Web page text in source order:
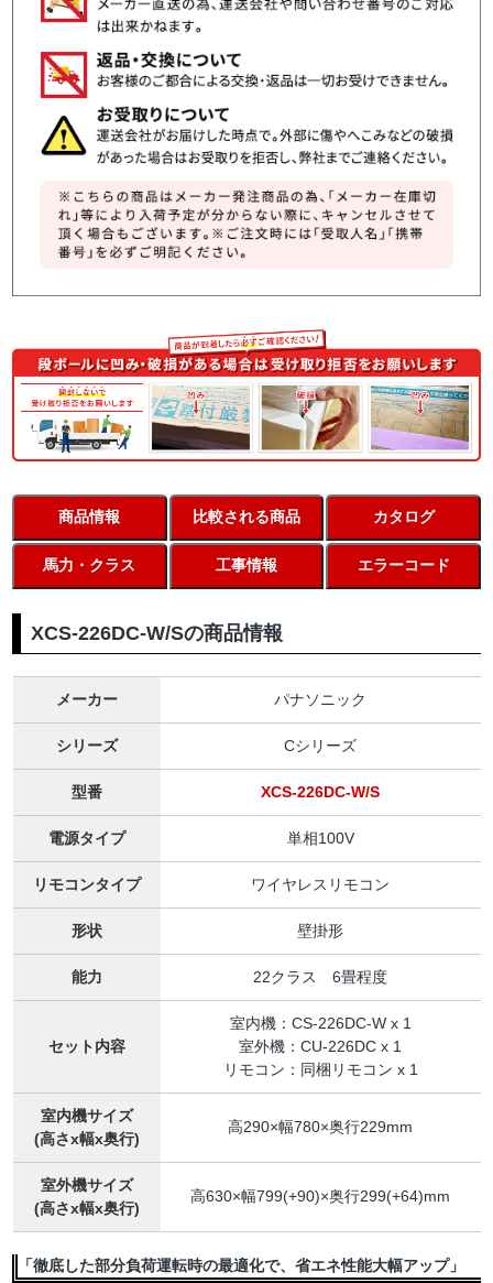
商品情報 比較される商品 カタログ
馬力・クラス 工事情報 エラーコード
XCS-226DC-W/Sの商品情報
メーカー パナソニック
シリーズ Cシリーズ
型番 XCS-226DC-W/S
電源タイプ 単相100V
リモコンタイプ ワイヤレスリモコン
形状 壁掛形
能力 22クラス 6畳程度
セット内容
室内機：CS-226DC-W x 1
室外機：CU-226DC x 1
リモコン：同梱リモコン x 1
室内機サイズ
(高さx幅x奥行)
高290×幅780×奥行229mm
室外機サイズ
(高さx幅x奥行)
高630×幅799(+90)×奥行299(+64)mm
「徹底した部分負荷運転時の最適化で、省エネ性能大幅アップ」